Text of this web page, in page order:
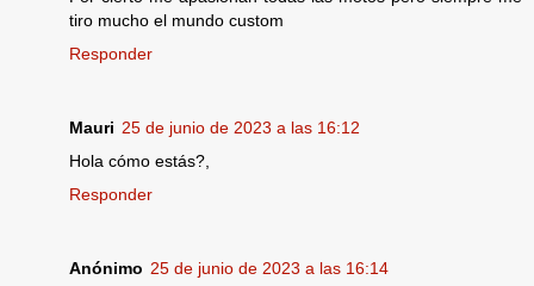
tiro mucho el mundo custom
Responder
Mauri 25 de junio de 2023 a las 16:12
Hola cómo estás?,
Responder
Anónimo 25 de junio de 2023 a las 16:14